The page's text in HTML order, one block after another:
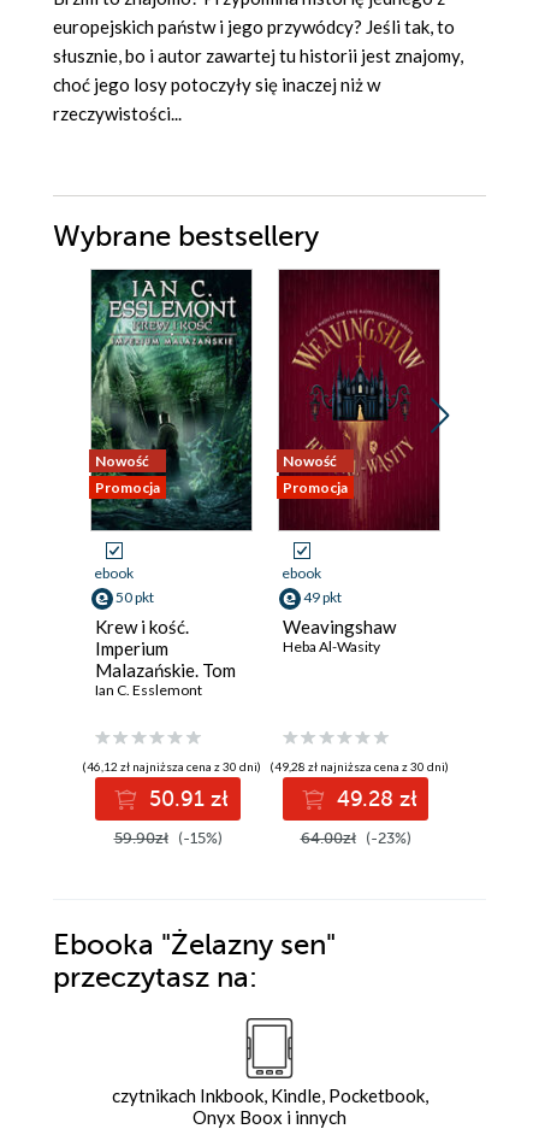
europejskich państw i jego przywódcy? Jeśli tak, to
słusznie, bo i autor zawartej tu historii jest znajomy,
choć jego losy potoczyły się inaczej niż w
rzeczywistości...
Wybrane bestsellery
Nowość
Promocja
ebook
50 pkt
Krew i kość.
Imperium
Malazańskie. Tom
5
Ian C. Esslemont
(46,12 zł najniższa cena z 30 dni)
50.91 zł
59.90zł (-15%)
Nowość
Promocja
ebook
49 pkt
Weavingshaw
Heba Al-Wasity
(49,28 zł najniższa cena z 30 dni)
49.28 zł
64.00zł (-23%)
Ebooka "Żelazny sen"
przeczytasz na:
czytnikach Inkbook, Kindle, Pocketbook,
Onyx Boox i innych